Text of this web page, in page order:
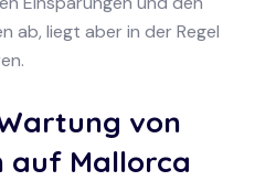
ab, liegt aber in der Regel
von
auf Mallorca